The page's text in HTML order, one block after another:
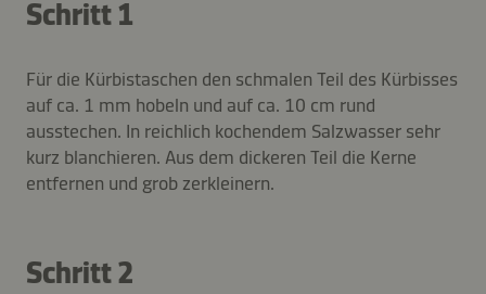
Schritt 1
Für die Kürbistaschen den schmalen Teil des Kürbisses
auf ca. 1 mm hobeln und auf ca. 10 cm rund
ausstechen. In reichlich kochendem Salzwasser sehr
kurz blanchieren. Aus dem dickeren Teil die Kerne
entfernen und grob zerkleinern.
Schritt 2